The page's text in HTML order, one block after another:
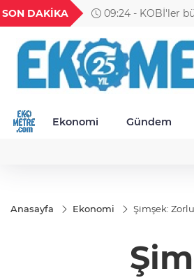
SON DAKİKA 09:11 - Petrol
GEL
18,2403
TND
16,2350
Ekonomi Gündem
Anasayfa Ekonomi Şimşek: